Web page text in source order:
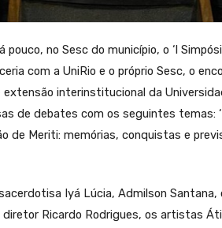
no Sesc do município, o ‘I
com a UniRio e o próprio Sesc, o
extensão interinstitucional da
de debates com os seguintes temas:
de Meriti: memórias, conquistas e
Iyá Lúcia, Admilson
Ricardo Rodrigues, os artistas